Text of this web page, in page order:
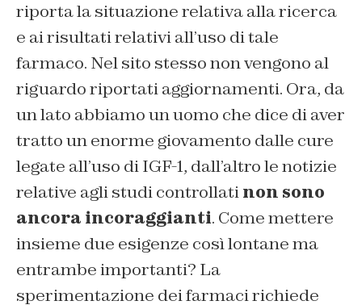
riporta la situazione relativa alla ricerca
e ai risultati relativi all’uso di tale
farmaco. Nel sito stesso non vengono al
riguardo riportati aggiornamenti. Ora, da
un lato abbiamo un uomo che dice diaver
tratto un enorme giovamento dalle cure
legate all’uso di IGF-1, dall’altro le notizie
relative agli studi controllatinon sono
ancora incoraggianti. Come mettere
insieme due esigenze così lontane ma
entrambe importanti? La
sperimentazione dei farmaci richiede